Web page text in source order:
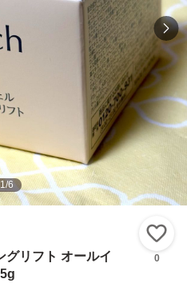
1/6
グリフト オールイ
0